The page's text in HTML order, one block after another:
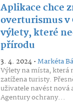
Aplikace chce
overturismus v
výlety, které
přírodu
3. 4. 2024 •Markéta
Výlety na místa, která
zatížena turisty.
uživatele navést nová
Agentury ochrany...